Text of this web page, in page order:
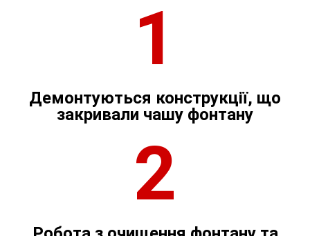
1
Демонтуються конструкції, що
закривали чашу фонтану
2